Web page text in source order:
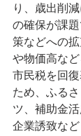
り、歳出削
の確保が課
策などへの
や物価高な
市民税を回
ため、ふる
ツ、補助金
企業誘致な